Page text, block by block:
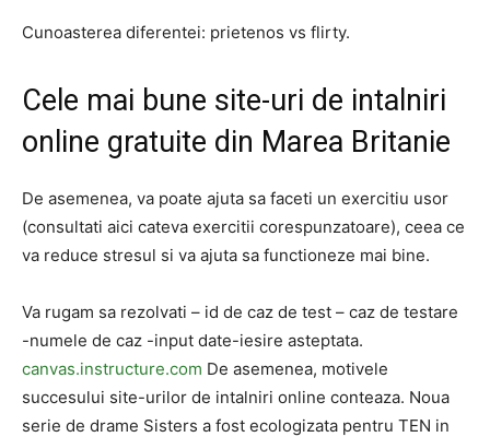
Cunoasterea diferentei: prietenos vs flirty.
Cele mai bune site-uri de intalniri
online gratuite din Marea Britanie
De asemenea, va poate ajuta sa faceti un exercitiu usor
(consultati aici cateva exercitii corespunzatoare), ceea ce
va reduce stresul si va ajuta sa functioneze mai bine.
Va rugam sa rezolvati – id de caz de test – caz de testare
-numele de caz -input date-iesire asteptata.
canvas.instructure.com De asemenea, motivele
succesului site-urilor de intalniri online conteaza. Noua
serie de drame Sisters a fost ecologizata pentru TEN in